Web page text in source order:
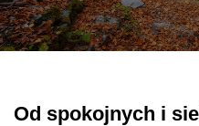
Od spokojnych i